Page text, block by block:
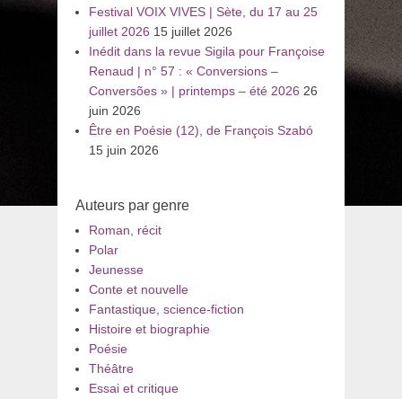
Festival VOIX VIVES | Sète, du 17 au 25
juillet 2026 15 juillet 2026
Inédit dans la revue Sigila pour Françoise
Renaud | n° 57 : « Conversions –
Conversões » | printemps – été 2026 26
juin 2026
Être en Poésie (12), de François Szabó
15 juin 2026
Auteurs par genre
Roman, récit
Polar
Jeunesse
Conte et nouvelle
Fantastique, science-fiction
Histoire et biographie
Poésie
Théâtre
Essai et critique